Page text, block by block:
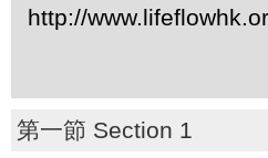
http://
第一節 Section 1